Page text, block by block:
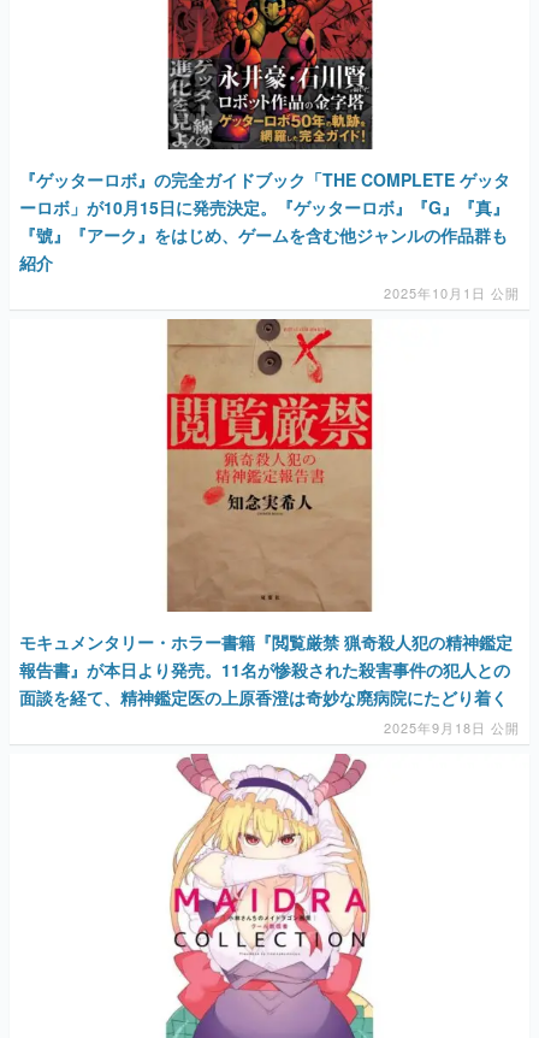
『ゲッターロボ』の完全ガイドブック「THE COMPLETE ゲッタ
ーロボ」が10月15日に発売決定。『ゲッターロボ』『G』『真』
『號』『アーク』をはじめ、ゲームを含む他ジャンルの作品群も
紹介
2025年10月1日 公開
モキュメンタリー・ホラー書籍『閲覧厳禁 猟奇殺人犯の精神鑑定
報告書』が本日より発売。11名が惨殺された殺害事件の犯人との
面談を経て、精神鑑定医の上原香澄は奇妙な廃病院にたどり着く
2025年9月18日 公開